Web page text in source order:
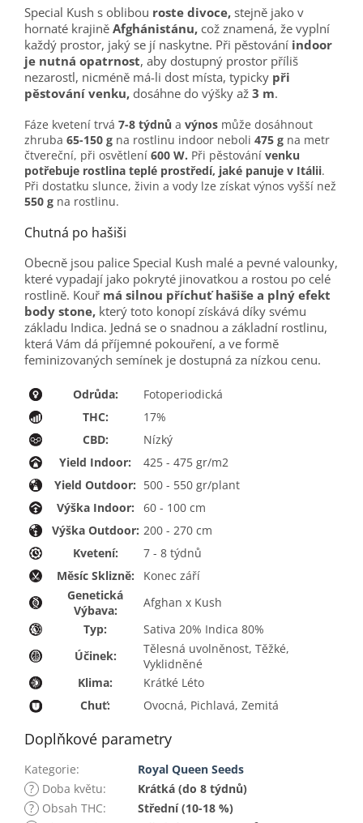
Special Kush s oblibou roste divoce, stejně jako v
hornaté krajině Afghánistánu, což znamená, že vyplní
každý prostor, jaký se jí naskytne. Při pěstování indoor
je nutná opatrnost, aby dostupný prostor příliš
nezarostl, nicméně má-li dost místa, typicky při
pěstování venku, dosáhne do výšky až 3 m.
Fáze kvetení trvá 7-8 týdnů a výnos může dosáhnout
zhruba 65-150 g na rostlinu indoor neboli 475 g na metr
čtvereční, při osvětlení 600 W. Při pěstování venku
potřebuje rostlina teplé prostředí, jaké panuje v Itálii.
Při dostatku slunce, živin a vody lze získat výnos vyšší než
550 g na rostlinu.
Chutná po hašiši
Obecně jsou palice Special Kush malé a pevné valounky,
které vypadají jako pokryté jinovatkou a rostou po celé
rostlině. Kouř má silnou příchuť hašiše a plný efekt
body stone, který toto konopí získává díky svému
základu Indica. Jedná se o snadnou a základní rostlinu,
která Vám dá příjemné pokouření, a ve formě
feminizovaných semínek je dostupná za nízkou cenu.
Odrůda:
Fotoperiodická
THC:
17%
CBD:
Nízký
Yield Indoor:
425 - 475 gr/m2
Yield Outdoor: 500 - 550 gr/plant
Výška Indoor:
60 - 100 cm
Výška Outdoor: 200 - 270 cm
Kvetení:
7 - 8 týdnů
Měsíc Sklizně:
Konec září
Genetická
Výbava:
Afghan x Kush
Typ:
Sativa 20% Indica 80%
Účinek:
Tělesná uvolněnost, Těžké,
Vyklidněné
Klima:
Krátké Léto
Chuť:
Ovocná, Pichlavá, Zemitá
Doplňkové parametry
Kategorie:
Royal Queen Seeds
? Doba květu:
Krátká (do 8 týdnů)
? Obsah THC:
Střední (10-18 %)